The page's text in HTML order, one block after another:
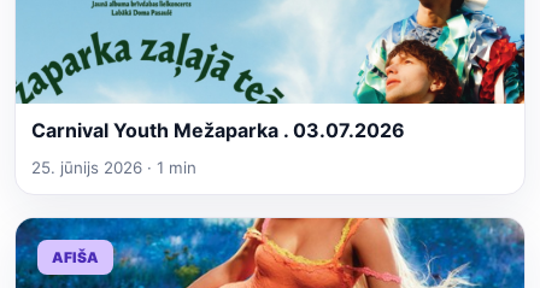
Carnival Youth Mežaparka . 03.07.2026
25. jūnijs 2026 · 1 min
AFIŠA